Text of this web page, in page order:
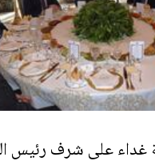
غداء على شرف رئيس